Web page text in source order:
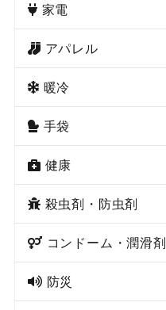
家電
アパレル
暖冷
手袋
健康
殺虫剤・防虫剤
コンドーム・潤滑剤
防災